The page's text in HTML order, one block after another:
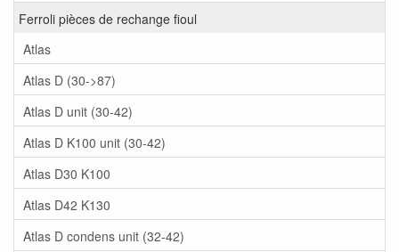
Ferroli pièces de rechange fioul
Atlas
Atlas D (30->87)
Atlas D unit (30-42)
Atlas D K100 unit (30-42)
Atlas D30 K100
Atlas D42 K130
Atlas D condens unit (32-42)